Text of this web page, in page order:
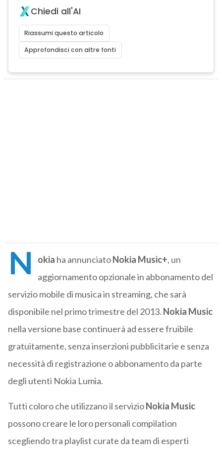
Chiedi all'AI
Riassumi questo articolo
Approfondisci con altre fonti
N okia ha annunciatoNokia Music+, un
aggiornamento opzionale in abbonamento del
servizio mobile di musica in streaming, che sarà
disponibile nel primo trimestre del 2013. Nokia Music
nella versione base continuerà ad essere fruibile
gratuitamente, senza inserzioni pubblicitarie e senza
necessità di registrazione o abbonamento da parte
degli utenti Nokia Lumia.
Tutti coloro che utilizzano il servizioNokia Music
possono creare le loro personali compilation
scegliendo tra playlist curate da team di esperti